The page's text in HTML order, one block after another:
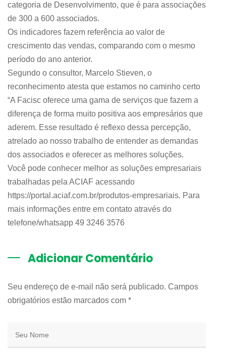
categoria de Desenvolvimento, que é para associações
de 300 a 600 associados.
Os indicadores fazem referência ao valor de
crescimento das vendas, comparando com o mesmo
período do ano anterior.
Segundo o consultor, Marcelo Stieven, o
reconhecimento atesta que estamos no caminho certo
“A Facisc oferece uma gama de serviços que fazem a
diferença de forma muito positiva aos empresários que
aderem. Esse resultado é reflexo dessa percepção,
atrelado ao nosso trabalho de entender as demandas
dos associados e oferecer as melhores soluções.
Você pode conhecer melhor as soluções empresariais
trabalhadas pela ACIAF acessando
https://portal.aciaf.com.br/produtos-empresariais. Para
mais informações entre em contato através do
telefone/whatsapp 49 3246 3576
Adicionar Comentário
Seu endereço de e-mail não será publicado. Campos
obrigatórios estão marcados com *